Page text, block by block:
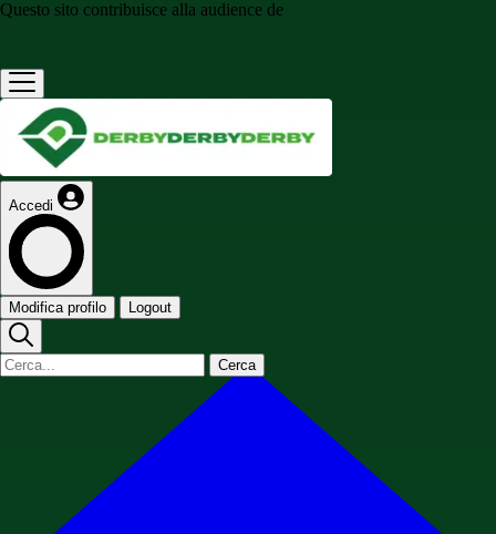
Questo sito contribuisce alla audience de
Accedi
Modifica profilo Logout
Cerca